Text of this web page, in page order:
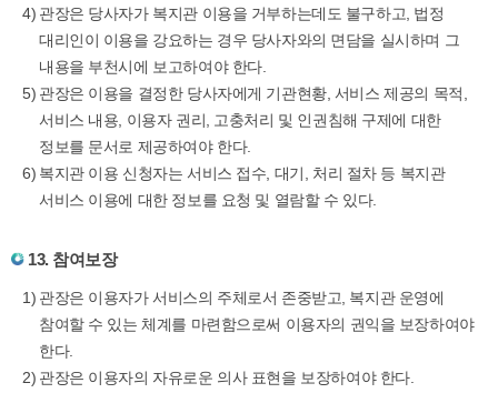
관장은 당사자가 복지관 이용을 거부하는데도 불구하고, 법정
대리인이 이용을 강요하는 경우 당사자와의 면담을 실시하며 그
내용을 부천시에 보고하여야 한다.
관장은 이용을 결정한 당사자에게 기관현황, 서비스 제공의 목적,
서비스 내용, 이용자 권리, 고충처리 및 인권침해 구제에 대한
정보를 문서로 제공하여야 한다.
복지관 이용 신청자는 서비스 접수, 대기, 처리 절차 등 복지관
서비스 이용에 대한 정보를 요청 및 열람할 수 있다.
13. 참여보장
관장은 이용자가 서비스의 주체로서 존중받고, 복지관 운영에
참여할 수 있는 체계를 마련함으로써 이용자의 권익을 보장하여야
한다.
관장은 이용자의 자유로운 의사 표현을 보장하여야 한다.